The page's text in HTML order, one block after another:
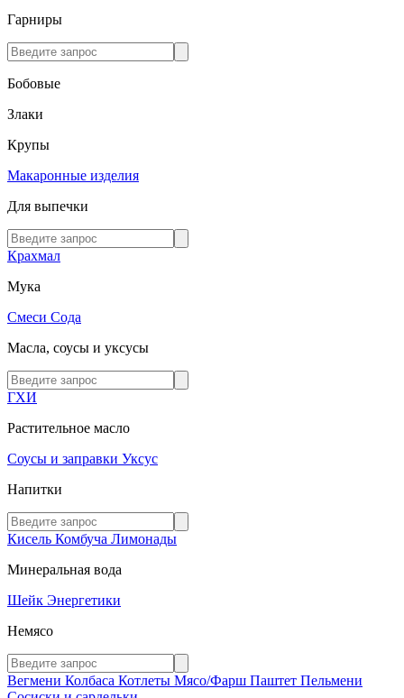
Гарниры
Бобовые
Злаки
Крупы
Макаронные изделия
Для выпечки
Крахмал
Мука
Смеси Сода
Масла, соусы и уксусы
ГХИ
Растительное масло
Соусы и заправки Уксус
Напитки
Кисель Комбуча Лимонады
Минеральная вода
Шейк Энергетики
Немясо
Вегмени Колбаса Котлеты Мясо/Фарш Паштет Пельмени